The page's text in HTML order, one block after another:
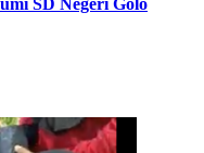
SD Negeri Golo